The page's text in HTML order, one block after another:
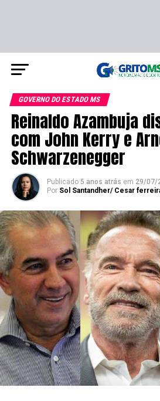
GOVERNO DO ESTADO MS
Reinaldo Azambuja
com John Kerry e
Schwarzenegger
Publicado 5 anos atrás em 29/07/
Por Sol Santandher/ Cesar